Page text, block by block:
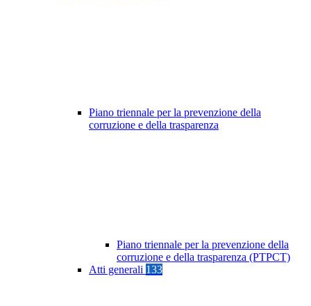
Piano triennale per la prevenzione della
corruzione e della trasparenza
Piano triennale per la prevenzione della
corruzione e della trasparenza (PTPCT)
Atti generali 133